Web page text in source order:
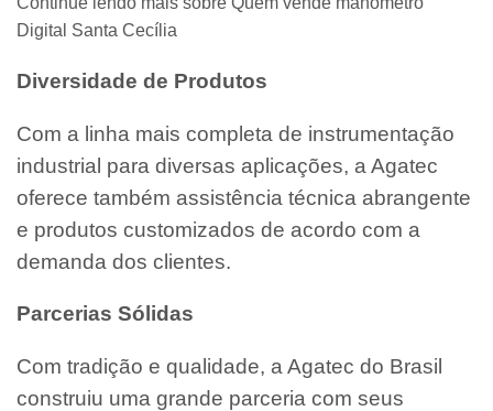
Digital Santa Cecília
Diversidade de Produtos
Com a linha mais completa de instrumentação
industrial para diversas aplicações, a Agatec
oferece também assistência técnica abrangente
e produtos customizados de acordo com a
demanda dos clientes.
Parcerias Sólidas
Com tradição e qualidade, a Agatec do Brasil
construiu uma grande parceria com seus